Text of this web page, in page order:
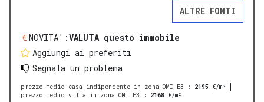
ALTRE FONTI
NOVITA':VALUTA questo immobile
Aggiungi ai preferiti
Segnala un problema
prezzo medio casa indipendente in zona OMI E3 : 2195 €/m²
prezzo medio villa in zona OMI E3 : 2168 €/m²